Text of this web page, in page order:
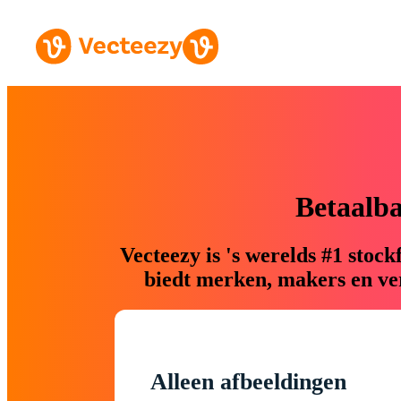
Vecteezy is 's werelds #1
biedt merken, makers en
Alleen afbeeldingen